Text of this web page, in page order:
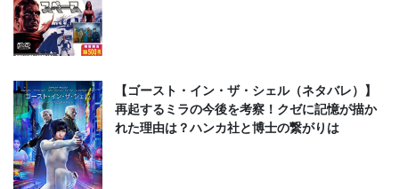
【ゴースト・イン・ザ・シェル（ネタバレ）】
再起するミラの今後を考察！クゼに記憶が描か
れた理由は？ハンカ社と博士の繋がりは